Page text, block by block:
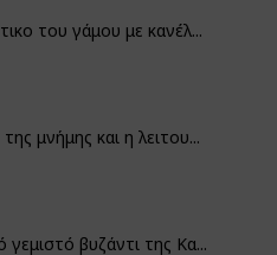
του γάμου με κανέλ...
μνήμης και η λειτου...
βυζάντι της Κα...